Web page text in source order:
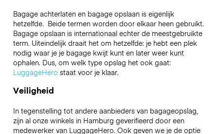
Bagage achterlaten en bagage opslaan is eigenlijk
hetzelfde. Beide termen worden door elkaar heen gebruikt.
Bagage opslaan is internationaal echter de meestgebruikte
term. Uiteindelijk draait het om hetzelfde: je hebt een plek
nodig waar je je bagage kwijt kunt en later weer kunt
ophalen. Dus, om welk type opslag het ook gaat:
LuggageHero staat voor je klaar.
Veiligheid
In tegenstelling tot andere aanbieders van bagageopslag,
zijn al onze winkels in Hamburg geverifieerd door een
medewerker van LuggageHero. Ook geven we je de optie